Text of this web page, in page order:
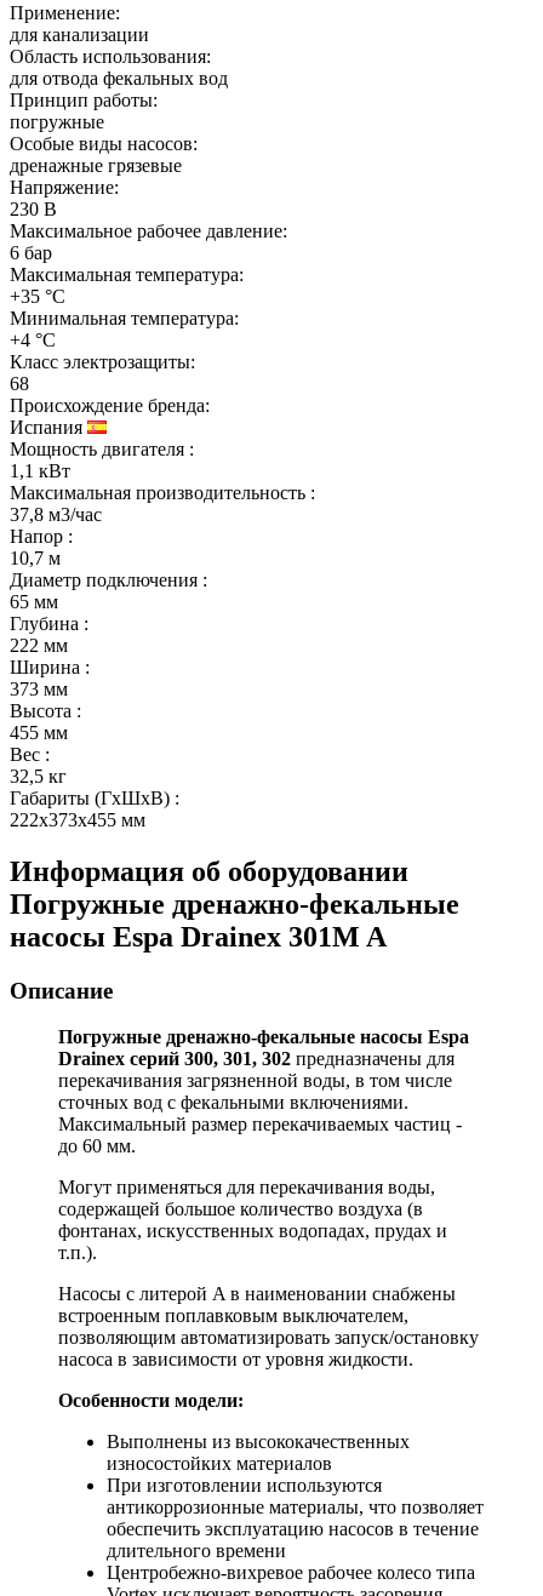
Применение:
для канализации
Область использования:
для отвода фекальных вод
Принцип работы:
погружные
Особые виды насосов:
дренажные грязевые
Напряжение:
230 В
Максимальное рабочее давление:
6 бар
Максимальная температура:
+35 °C
Минимальная температура:
+4 °C
Класс электрозащиты:
68
Происхождение бренда:
Испания
Мощность двигателя :
1,1 кВт
Максимальная производительность :
37,8 м3/час
Напор :
10,7 м
Диаметр подключения :
65 мм
Глубина :
222 мм
Ширина :
373 мм
Высота :
455 мм
Вес :
32,5 кг
Габариты (ГхШхВ) :
222x373x455 мм
Информация об оборудовании
Погружные дренажно-фекальные
насосы Espa Drainex 301M A
Описание
Погружные дренажно-фекальные насосы Espa
Drainex серий 300, 301, 302 предназначены для
перекачивания загрязненной воды, в том числе
сточных вод с фекальными включениями.
Максимальный размер перекачиваемых частиц -
до 60 мм.
Могут применяться для перекачивания воды,
содержащей большое количество воздуха (в
фонтанах, искусственных водопадах, прудах и
т.п.).
Насосы с литерой A в наименовании снабжены
встроенным поплавковым выключателем,
позволяющим автоматизировать запуск/остановку
насоса в зависимости от уровня жидкости.
Особенности модели:
Выполнены из высококачественных
износостойких материалов
При изготовлении используются
антикоррозионные материалы, что позволяет
обеспечить эксплуатацию насосов в течение
длительного времени
Центробежно-вихревое рабочее колесо типа